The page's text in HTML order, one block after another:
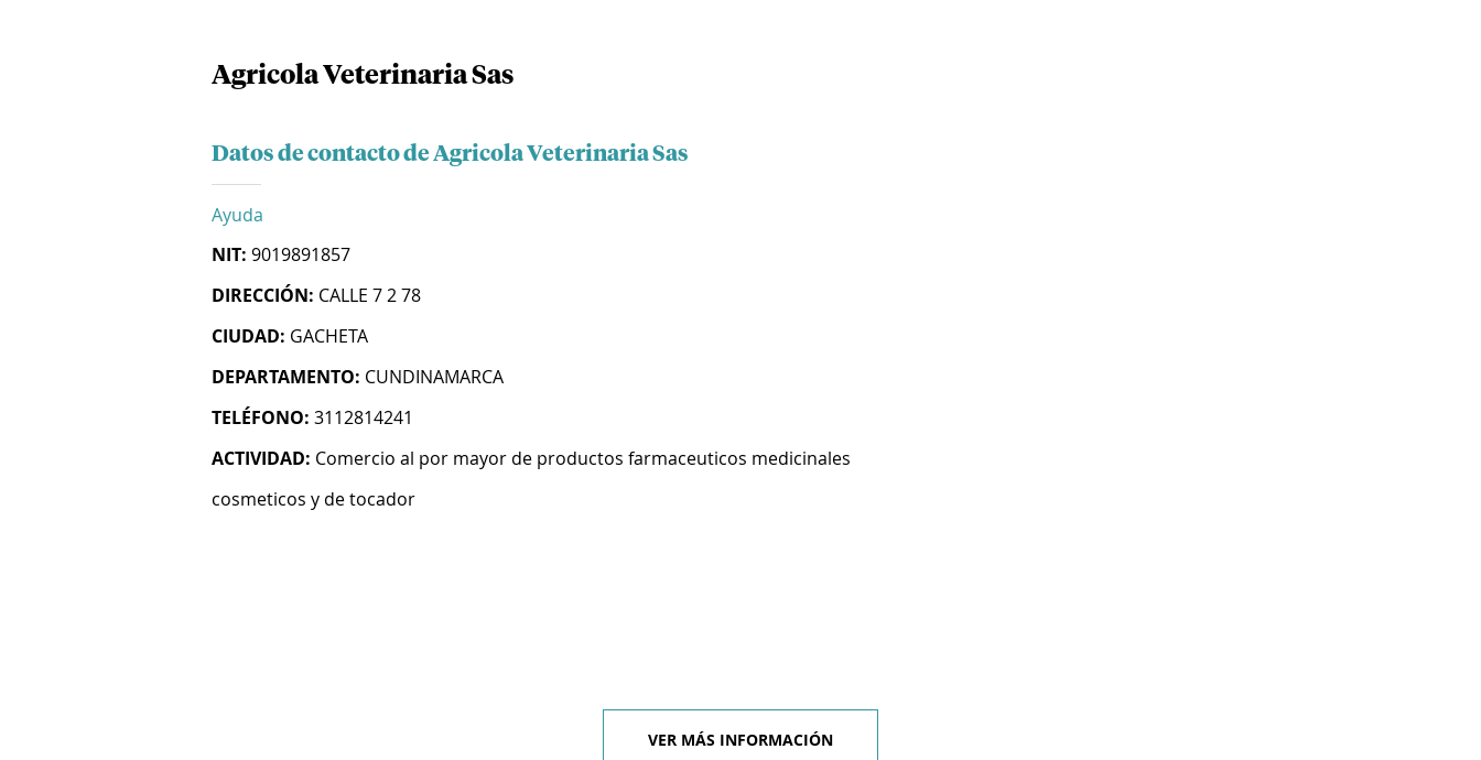
Agricola Veterinaria Sas
Datos de contacto de Agricola Veterinaria Sas
Ayuda
NIT: 9019891857
DIRECCIÓN: CALLE 7 2 78
CIUDAD: GACHETA
DEPARTAMENTO: CUNDINAMARCA
TELÉFONO: 3112814241
ACTIVIDAD: Comercio al por mayor de productos farmaceuticos medicinales
cosmeticos y de tocador
VER MÁS INFORMACIÓN